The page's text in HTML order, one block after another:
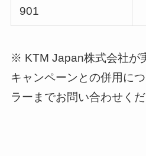
901
※ KTM Japan株式会社が
キャンペーンとの併用に
ラーまでお問い合わせくだ